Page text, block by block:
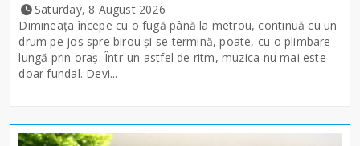
Saturday, 8 August 2026
Dimineața începe cu o fugă până la metrou, continuă cu un
drum pe jos spre birou și se termină, poate, cu o plimbare
lungă prin oraș. Într-un astfel de ritm, muzica nu mai este
doar fundal. Devi...